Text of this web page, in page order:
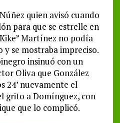
quien avisó cuando
para que se estrelle en
Martínez no podía
y se mostraba impreciso.
insinuó con un
Oliva que González
24’ nuevamente el
grito a Domínguez, con
que lo complicó.